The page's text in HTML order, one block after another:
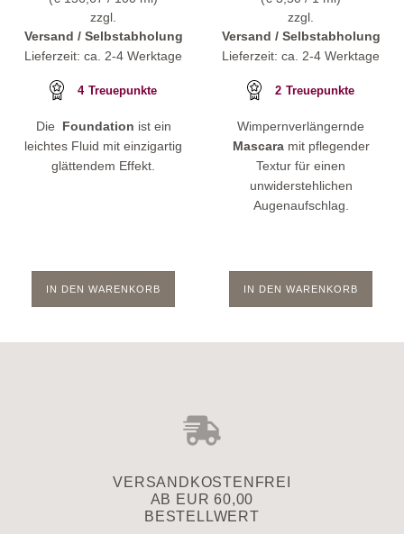
zzgl.
Versand / Selbstabholung
Lieferzeit: ca. 2-4 Werktage
4 Treuepunkte
Die Foundation ist ein
leichtes Fluid mit einzigartig
glättendem Effekt.
IN DEN WARENKORB
zzgl.
Versand / Selbstabholung
Lieferzeit: ca. 2-4 Werktage
2 Treuepunkte
Wimpernverlängernde
Mascaramit pflegender
Textur für einen
unwiderstehlichen
Augenaufschlag.
IN DEN WARENKORB
VERSAND­KOSTENFREI
AB EUR 60,00
BESTELLWERT